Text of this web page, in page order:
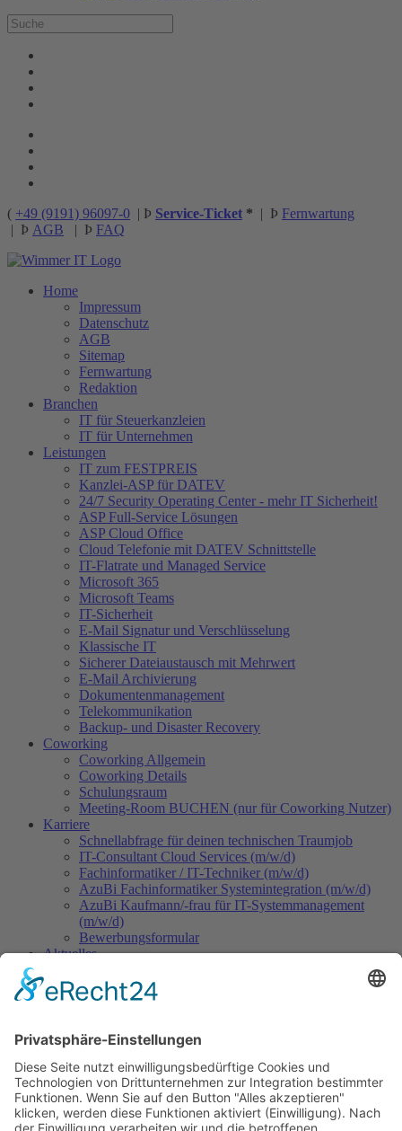
( +49 (9191) 96097-0 | Þ Service-Ticket * | Þ Fernwartung
| Þ AGB | Þ FAQ
Home
Impressum
Datenschutz
AGB
Sitemap
Fernwartung
Redaktion
Branchen
IT für Steuerkanzleien
IT für Unternehmen
Leistungen
IT zum FESTPREIS
Kanzlei-ASP für DATEV
24/7 Security Operating Center - mehr IT Sicherheit!
ASP Full-Service Lösungen
ASP Cloud Office
Cloud Telefonie mit DATEV Schnittstelle
IT-Flatrate und Managed Service
Microsoft 365
Microsoft Teams
IT-Sicherheit
E-Mail Signatur und Verschlüsselung
Klassische IT
Sicherer Dateiaustausch mit Mehrwert
E-Mail Archivierung
Dokumentenmanagement
Telekommunikation
Backup- und Disaster Recovery
Coworking
Coworking Allgemein
Coworking Details
Schulungsraum
Meeting-Room BUCHEN (nur für Coworking Nutzer)
Karriere
Schnellabfrage für deinen technischen Traumjob
IT-Consultant Cloud Services (m/w/d)
Fachinformatiker / IT-Techniker (m/w/d)
AzuBi Fachinformatiker Systemintegration (m/w/d)
AzuBi Kaufmann/-frau für IT-Systemmanagement
(m/w/d)
Bewerbungsformular
Aktuelles
Kontakt
Support-Ticket/Service-Anfrage
Benutzername*
Passwort*
Passwort anzeigen
Angemeldet bleiben